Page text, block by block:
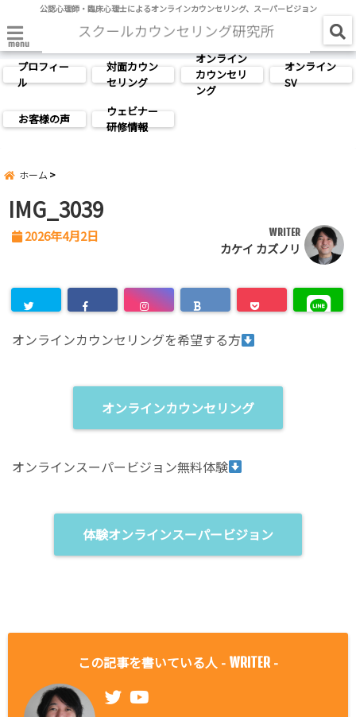
公認心理師・臨床心理士によるオンラインカウンセリング、スーパービジョン
menu
プロフィー
ル
対面カウン
セリング
オンライン
カウンセリ
ング
オンライン
SV
お客様の声
ウェビナー
研修情報
ホーム
IMG_3039
2026年4月2日 WRITER
カケイ カズノリ
オンラインカウンセリングを希望する方
オンラインカウンセリング
オンラインスーパービジョン無料体験
体験オンラインスーパービジョン
この記事を書いている人 - WRITER -